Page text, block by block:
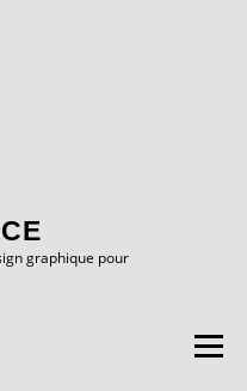
graphique pour
Menu